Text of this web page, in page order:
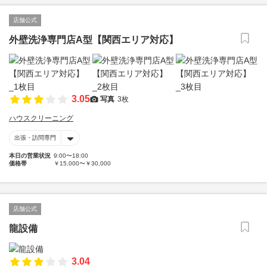
店舗公式
外壁洗浄専門店A型【関西エリア対応】
3.05 写真 3枚
ハウスクリーニング
出張・訪問専門
本日の営業状況 9:00〜18:00
価格帯
￥15,000〜￥30,000
店舗公式
龍設備
3.04